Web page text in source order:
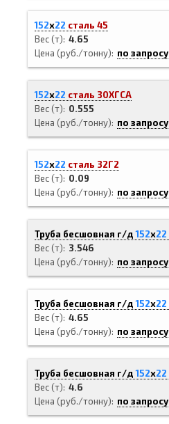
152х22 сталь 45
Вес (т) 4.65
Цена (руб./тонну)
по запросу
152х22 сталь 30ХГСА
Вес (т)
0.555
Цена (руб./тонну)
по запросу
152х22 сталь 32Г2
Вес (т)
0.09
Цена (руб./тонну)
по запросу
Труба бесшовная г/д152х22
Вес (т)
3.546
Цена (руб./тонну)
по запросу
Труба бесшовная г/д152х22
Вес (т) 4.65
Цена (руб./тонну)
по запросу
Труба бесшовная г/д152х22
Вес (т) 4.6
Цена (руб./тонну)
по запросу